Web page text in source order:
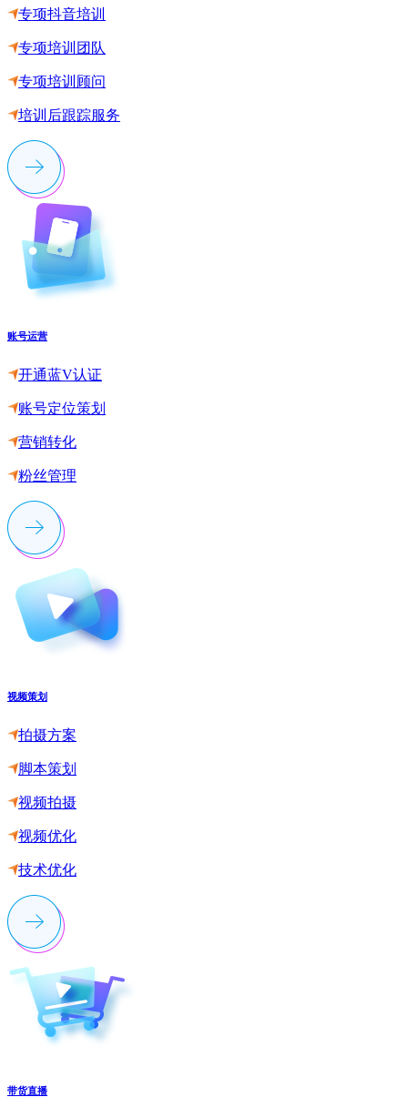
专项抖音培训
专项培训团队
专项培训顾问
培训后跟踪服务
账号运营
开通蓝V认证
账号定位策划
营销转化
粉丝管理
视频策划
拍摄方案
脚本策划
视频拍摄
视频优化
技术优化
带货直播